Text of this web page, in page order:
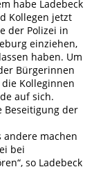
habe Ladebeck
Kollegen jetzt
der Polizei in
einziehen,
haben. Um
Bürgerinnen
Kolleginnen
auf sich.
Beseitigung der
andere machen
bei
so Ladebeck